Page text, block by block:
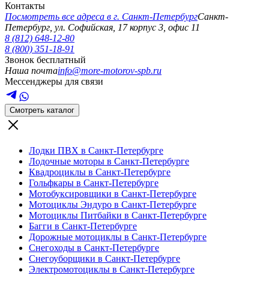
Контакты
Посмотреть все адреса в г. Санкт-ПетербургСанкт-
Петербург ул. Софийская, 17 корпус 3, офис 11
8 (812) 648-12-80
8 (800) 351-18-91
Звонок бесплатный
Наша почтаinfo@more-motorov-spb.ru
Мессенджеры для связи
Смотреть каталог
Лодки ПВХ в Санкт-Петербурге
Лодочные моторы в Санкт-Петербурге
Квадроциклы в Санкт-Петербурге
Гольфкары в Санкт-Петербурге
Мотобуксировщики в Санкт-Петербурге
Мотоциклы Эндуро в Санкт-Петербурге
Мотоциклы Питбайки в Санкт-Петербурге
Багги в Санкт-Петербурге
Дорожные мотоциклы в Санкт-Петербурге
Снегоходы в Санкт-Петербурге
Снегоуборщики в Санкт-Петербурге
Электромотоциклы в Санкт-Петербурге